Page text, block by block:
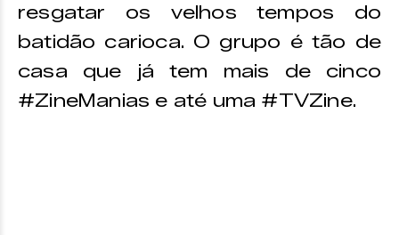
resgatar os velhos tempos do
batidão carioca. O grupo é tão de
casa que já tem mais de cinco
#ZineManias e até uma #TVZine.